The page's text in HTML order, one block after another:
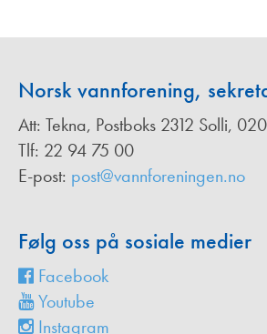
Norsk vannforening,
Att: Tekna, Postboks 2312 Solli,
Tlf: 22 94 75 00
E-post: post@vannforeningen.no
Følg oss på sosiale medier
Facebook
Youtube
Instagram